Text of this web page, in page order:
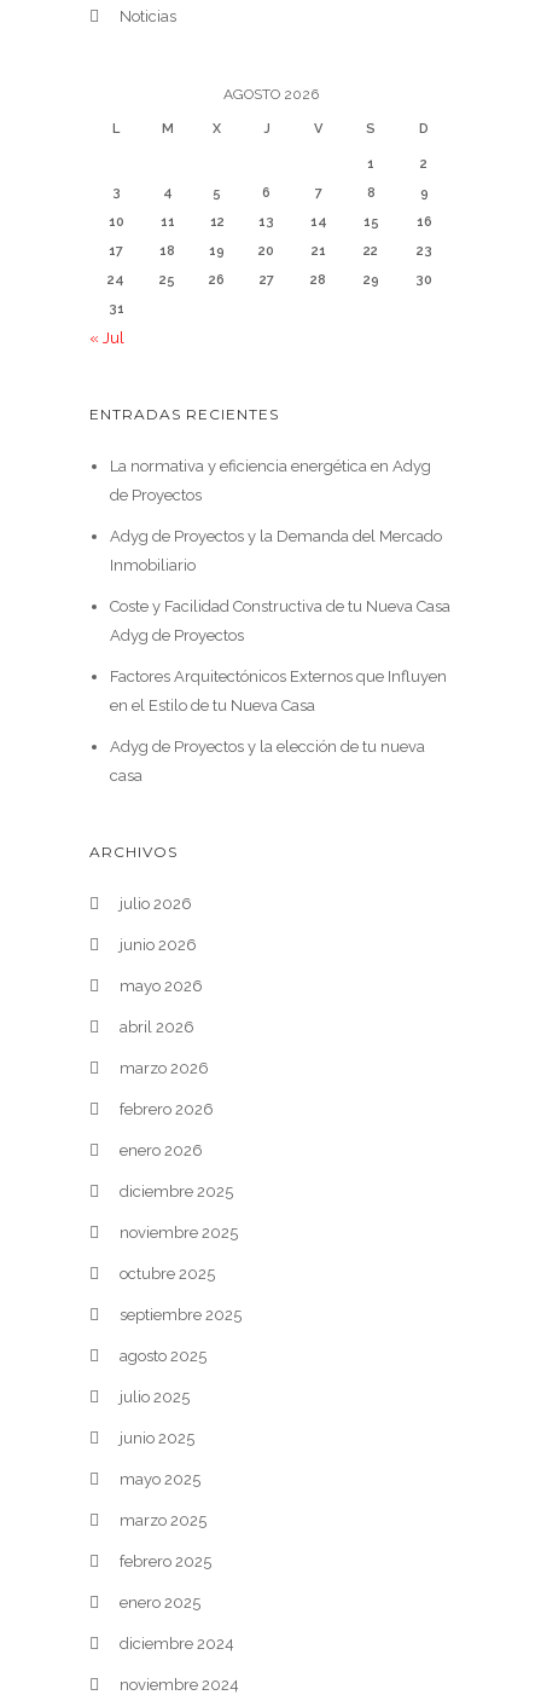
Noticias
AGOSTO 2026
L M X J V S D
1
2
3
4 5 6 7 8
9
10
11 12 13 14 15
16
17
18 19 20 21 22
23
24
25 26 27 28 29
30
31
« Jul
ENTRADAS RECIENTES
La normativa y eficiencia energética en Adyg
de Proyectos
Adyg de Proyectos y la Demanda del Mercado
Inmobiliario
Coste y Facilidad Constructiva de tu Nueva Casa
Adyg de Proyectos
Factores Arquitectónicos Externos que Influyen
en el Estilo de tu Nueva Casa
Adyg de Proyectos y la elección de tu nueva
casa
ARCHIVOS
julio 2026
junio 2026
mayo 2026
abril 2026
marzo 2026
febrero 2026
enero 2026
diciembre 2025
noviembre 2025
octubre 2025
septiembre 2025
agosto 2025
julio 2025
junio 2025
mayo 2025
marzo 2025
febrero 2025
enero 2025
diciembre 2024
noviembre 2024